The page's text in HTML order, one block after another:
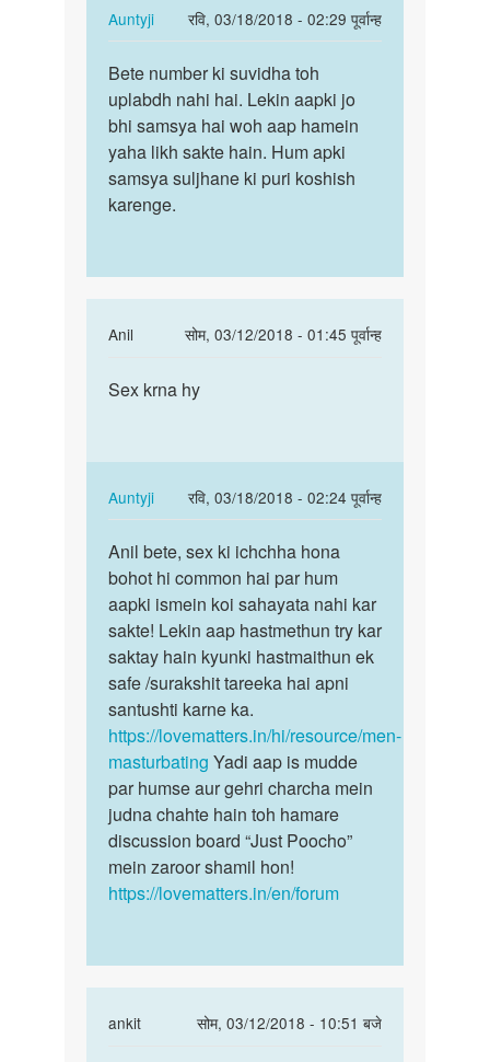
kya
by
Auntyji
Auntyji
रवि, 03/18/2018 - 02:29 पूर्वान्ह
In
reply
to
Aunty
aapka
phon
number
send…
Bete
number
ki
suvidha
toh…
Bete number ki suvidha toh
uplabdh nahi hai. Lekin aapki jo
bhi samsya hai woh aap hamein
yaha likh sakte hain. Hum apki
samsya suljhane ki puri koshish
karenge.
Anil
सोम, 03/12/2018 - 01:45 पूर्वान्ह
to
Hum
apki
kya
by
Auntyji
Sex
Sex krna hy
Auntyji
रवि, 03/18/2018 - 02:24 पूर्वान्ह
In
reply
to
Sex
krna
hy
by
Anil
Anil
bete,
sex
ki
ichchha…
Anil bete, sex ki ichchha hona
bohot hi common hai par hum
aapki ismein koi sahayata nahi kar
sakte! Lekin aap hastmethun try kar
saktay hain kyunki hastmaithun ek
safe /surakshit tareeka hai apni
santushti karne ka.
https://lovematters.in/hi/resource/men-
masturbating Yadi aap is mudde
par humse aur gehri charcha mein
judna chahte hain toh hamare
discussion board “Just Poocho”
mein zaroor shamil hon!
https://lovematters.in/en/forum
ankit
सोम, 03/12/2018 - 10:51 बजे
In